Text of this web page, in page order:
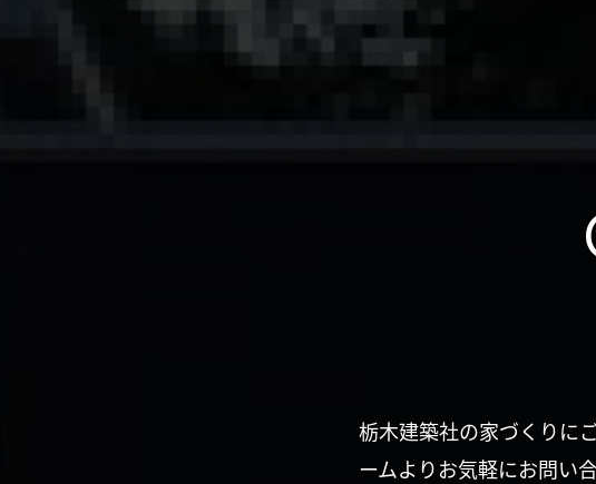
栃木建築社の家づくりに
ームよりお気軽にお問い